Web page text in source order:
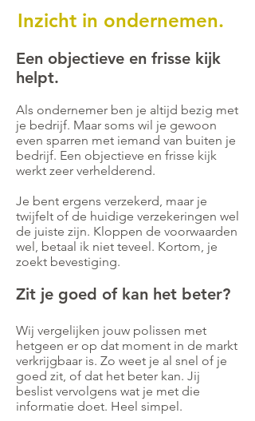
Inzicht in ondernemen.
Een objectieve en frisse kijk
helpt.
Als ondernemer ben je altijd bezig met
je bedrijf. Maar soms wil je gewoon
even sparren met iemand van buiten je
bedrijf. Een objectieve en frisse kijk
werkt zeer verhelderend.
Je bent ergens verzekerd, maar je
twijfelt of de huidige verzekeringen wel
de juiste zijn. Kloppen de voorwaarden
wel, betaal ik niet teveel. Kortom, je
zoekt bevestiging.
Zit je goed of kan het beter?
Wij vergelijken jouw polissen met
hetgeen er op dat moment in de markt
verkrijgbaar is. Zo weet je al snel of je
goed zit, of dat het beter kan. Jij
beslist vervolgens wat je met die
informatie doet. Heel simpel.